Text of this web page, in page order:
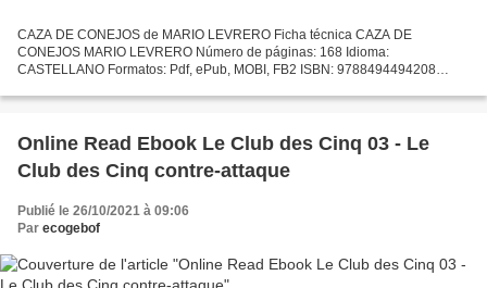
CAZA DE CONEJOS de MARIO LEVRERO Ficha técnica CAZA DE
CONEJOS MARIO LEVRERO Número de páginas: 168 Idioma:
CASTELLANO Formatos: Pdf, ePub, MOBI, FB2 ISBN: 9788494494208
eBook gratis Descargar...
Online Read Ebook Le Club des Cinq 03 - Le
Club des Cinq contre-attaque
Publié le 26/10/2021 à 09:06
Par ecogebof